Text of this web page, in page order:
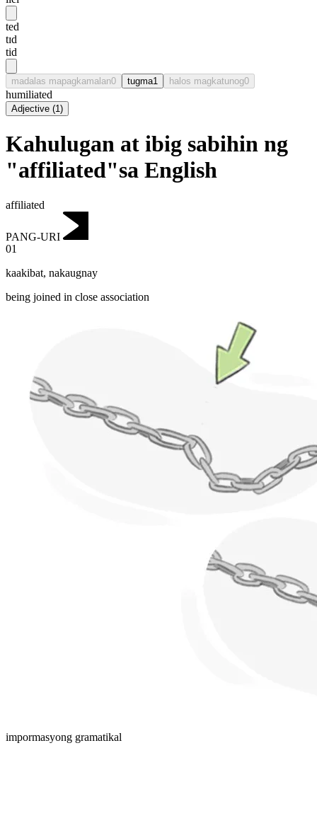
ted
tɪd
tid
madalas mapagkamalan0 tugma1 halos magkatunog0
humiliated
Adjective (1)
Kahulugan at ibig sabihin ng
"affiliated"sa English
affiliated
PANG-URI
01
kaakibat, nakaugnay
being joined in close association
impormasyong gramatikal